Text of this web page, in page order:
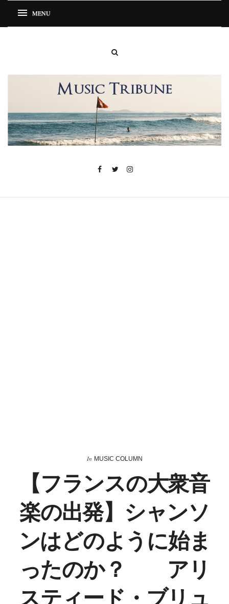
In MUSIC COLUMN
【フランスの大衆音
楽の出発】シャンソ
ンはどのように始ま
ったのか？ アリ
スティード・ブリュ